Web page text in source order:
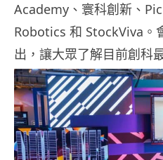
Academy、寰科創新、
Robotics 和 StockViva。
出，讓大眾了解目前創科